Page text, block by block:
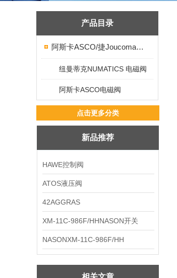
产品目录
阿斯卡ASCO/捷Joucomatic/NUMATICS纽曼蒂克
纽曼蒂克NUMATICS 电磁阀
阿斯卡ASCO电磁阀
点击更多分类
新品推荐
HAWE控制阀
ATOS液压阀
42AGGRAS
XM-11C-986F/HHNASON开关
NASONXM-11C-986F/HH